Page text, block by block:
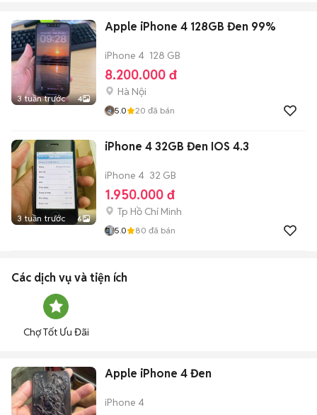
3 tuần trước 4
Apple iPhone 4 128GB Đen 99%
iPhone 4 128 GB
8.200.000 đ
Hà Nội
5.0 20 đã bán
3 tuần trước 6
iPhone 4 32GB Đen IOS 4.3
iPhone 4 32 GB
1.950.000 đ
Tp Hồ Chí Minh
5.0 80 đã bán
Các dịch vụ và tiện ích
Chợ Tốt Ưu Đãi
Apple iPhone 4 Đen
iPhone 4